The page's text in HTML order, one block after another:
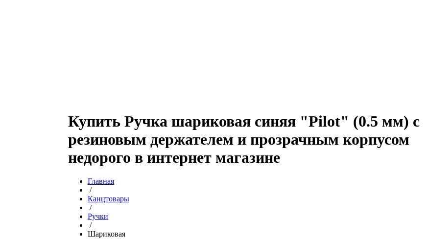
Купить Ручка шариковая синяя "Pilot" (0.5 мм) с
резиновым держателем и прозрачным корпусом
недорого в интернет магазине
Главная
/
Канцтовары
/
Ручки
/
Шариковая